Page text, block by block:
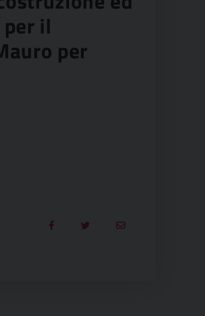
il
per